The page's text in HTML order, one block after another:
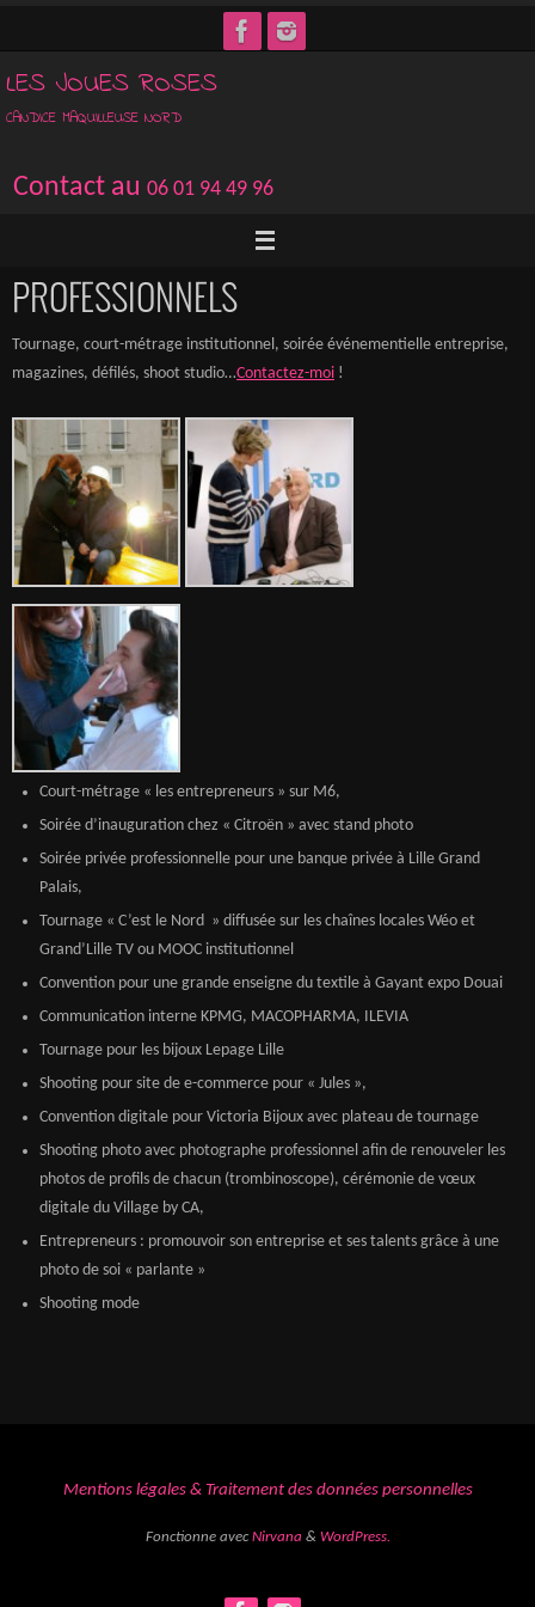
vers
leLES JOUES ROSES
CANDICE MAQUILLEUSE NORD
Contact au 06 01 94 49 96
PROFESSIONNELS
Tournage, court-métrage institutionnel, soirée événementielle entreprise,
magazines, défilés, shoot studio…Contactez-moi !
Court-métrage « les entrepreneurs » sur M6,
Soirée d’inauguration chez « Citroën » avec stand photo
Soirée privée professionnelle pour une banque privée à Lille Grand
Palais,
Tournage « C’est le Nord » diffusée sur les chaînes locales Wéo et
Grand’Lille TV ou MOOC institutionnel
Convention pour une grande enseigne du textile à Gayant expo Douai
Communication interne KPMG, MACOPHARMA, ILEVIA
Tournage pour les bijoux Lepage Lille
Shooting pour site de e-commerce pour « Jules »,
Convention digitale pour Victoria Bijoux avec plateau de tournage
Shooting photo avec photographe professionnel afin de renouveler les
photos de profils de chacun (trombinoscope), cérémonie de vœux
digitale du Village by CA,
Entrepreneurs : promouvoir son entreprise et ses talents grâce à une
photo de soi « parlante »
Shooting mode
Mentions légales & Traitement des données personnelles
Fonctionne avec Nirvana & WordPress.